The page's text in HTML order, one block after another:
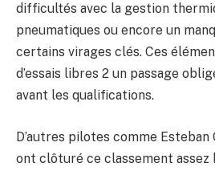
difficultés avec la gestion
pneumatiques ou encore un
certains virages clés. Ces
d’essais libres 2 un passage
avant les qualifications.
D’autres pilotes comme
ont clôturé ce classement assez